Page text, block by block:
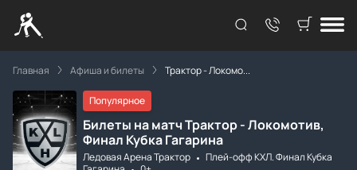
Главная Афиша и билеты Трактор - Локомо...
Популярное
Билеты на матч Трактор - Локомотив,
Финал Кубка Гагарина
Ледовая Арена Трактор
Плей-офф КХЛ. Финал Кубка